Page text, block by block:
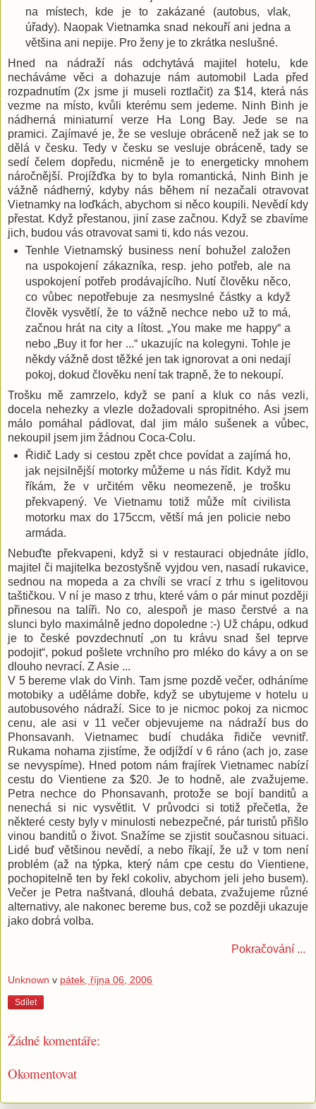
na místech, kde je to zakázané (autobus, vlak,
úřady). Naopak Vietnamka snad nekouří ani jedna a
většina ani nepije. Pro ženy je to zkrátka neslušné.
Hned na nádraží nás odchytává majitel hotelu, kde
necháváme věci a dohazuje nám automobil Lada před
rozpadnutím (2x jsme ji museli roztlačit) za $14, která nás
vezme na místo, kvůli kterému sem jedeme. Ninh Binh je
nádherná miniaturní verze Ha Long Bay. Jede se na
pramici. Zajímavé je, že se vesluje obráceně než jak se to
dělá v česku. Tedy v česku se vesluje obráceně, tady se
sedí čelem dopředu, nicméně je to energeticky mnohem
náročnější. Projížďka by to byla romantická, Ninh Binh je
vážně nádherný, kdyby nás během ní nezačali otravovat
Vietnamky na loďkách, abychom si něco koupili. Nevědí kdy
přestat. Když přestanou, jiní zase začnou. Když se zbavíme
jich, budou vás otravovat sami ti, kdo nás vezou.
Tenhle Vietnamský business není bohužel založen
na uspokojení zákazníka, resp. jeho potřeb, ale na
uspokojení potřeb prodávajícího. Nutí člověku něco,
co vůbec nepotřebuje za nesmyslné částky a když
člověk vysvětlí, že to vážně nechce nebo už to má,
začnou hrát na city a lítost. „You make me happy“ a
nebo „Buy it for her ...“ ukazujíc na kolegyni. Tohle je
někdy vážně dost těžké jen tak ignorovat a oni nedají
pokoj, dokud člověku není tak trapně, že to nekoupí.
Trošku mě zamrzelo, když se paní a kluk co nás vezli,
docela nehezky a vlezle dožadovali spropitného. Asi jsem
málo pomáhal pádlovat, dal jim málo sušenek a vůbec,
nekoupil jsem jim žádnou Coca-Colu.
Řidič Lady si cestou zpět chce povídat a zajímá ho,
jak nejsilnější motorky můžeme u nás řídit. Když mu
říkám, že v určitém věku neomezeně, je trošku
překvapený. Ve Vietnamu totiž může mít civilista
motorku max do 175ccm, větší má jen policie nebo
armáda.
Nebuďte překvapeni, když si v restauraci objednáte jídlo,
majitel či majitelka bezostyšně vyjdou ven, nasadí rukavice,
sednou na mopeda a za chvíli se vrací z trhu s igelitovou
taštičkou. V ní je maso z trhu, které vám o pár minut později
přinesou na talíři. No co, alespoň je maso čerstvé a na
slunci bylo maximálně jedno dopoledne :-) Už chápu, odkud
je to české povzdechnutí „on tu krávu snad šel teprve
podojit“, pokud pošlete vrchního pro mléko do kávy a on se
dlouho nevrací. Z Asie ...
V 5 bereme vlak do Vinh. Tam jsme pozdě večer, odháníme
motobiky a uděláme dobře, když se ubytujeme v hotelu u
autobusového nádraží. Sice to je nicmoc pokoj za nicmoc
cenu, ale asi v 11 večer objevujeme na nádraží bus do
Phonsavanh. Vietnamec budí chudáka řidiče vevnitř.
Rukama nohama zjistíme, že odjíždí v 6 ráno (ach jo, zase
se nevyspíme). Hned potom nám frajírek Vietnamec nabízí
cestu do Vientiene za $20. Je to hodně, ale zvažujeme.
Petra nechce do Phonsavanh, protože se bojí banditů a
nenechá si nic vysvětlit. V průvodci si totiž přečetla, že
některé cesty byly v minulosti nebezpečné, pár turistů přišlo
vinou banditů o život. Snažíme se zjistit současnou situaci.
Lidé buď většinou nevědí, a nebo říkají, že už v tom není
problém (až na týpka, který nám cpe cestu do Vientiene,
pochopitelně ten by řekl cokoliv, abychom jeli jeho busem).
Večer je Petra naštvaná, dlouhá debata, zvažujeme různé
alternativy, ale nakonec bereme bus, což se později ukazuje
jako dobrá volba.
Pokračování ...
Unknown v pátek, října 06, 2006
Sdílet
Žádné komentáře:
Okomentovat